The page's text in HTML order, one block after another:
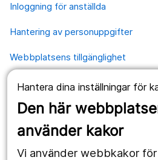
Hantera dina inställningar för
Den här
använder kakor
Vi använder webbkakor
Inloggning för anställda
Hantering av personuppgifter
Webbplatsens tillgänglighet
Våra webbplatser
1177.se